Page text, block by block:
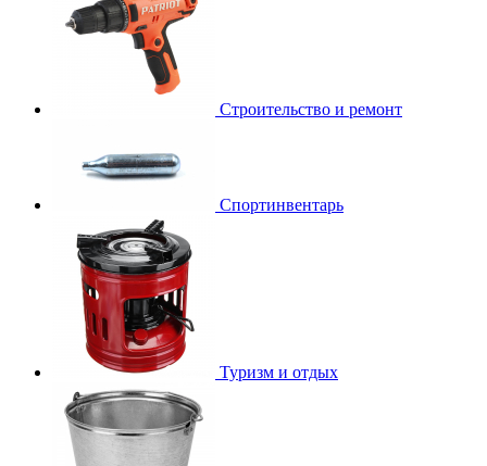
Строительство и ремонт
Спортинвентарь
Туризм и отдых